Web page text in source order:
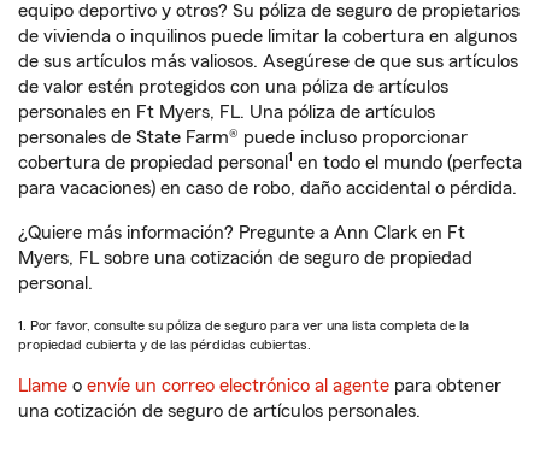
equipo deportivo y otros? Su póliza de seguro de propietarios
de vivienda o inquilinos puede limitar la cobertura en algunos
de sus artículos más valiosos. Asegúrese de que sus artículos
de valor estén protegidos con una póliza de artículos
personales en Ft Myers, FL. Una póliza de artículos
personales de State Farm® puede incluso proporcionar
cobertura de propiedad personal 1 en todo el mundo (perfecta
para vacaciones) en caso de robo, daño accidental o pérdida.
¿Quiere más información? Pregunte a Ann Clark en Ft
Myers, FL sobre una cotización de seguro de propiedad
personal.
1. Por favor, consulte su póliza de seguro para ver una lista completa de la
propiedad cubierta y de las pérdidas cubiertas.
Llame o envíe un correo electrónico al agente para obtener
una cotización de seguro de artículos personales.